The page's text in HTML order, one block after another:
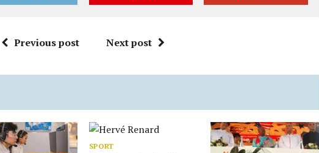
Previous post Next post
SPORT